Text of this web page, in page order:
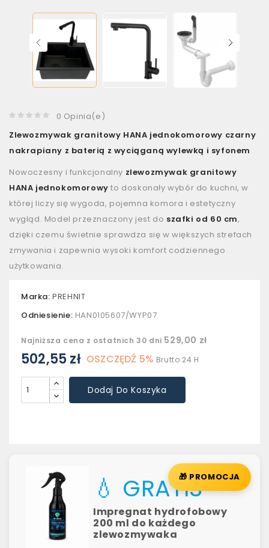
0 Opinia(e)
Zlewozmywak granitowy HANA jednokomorowy czarny
nakrapiany z baterią z wyciąganą wylewką i syfonem
Nowoczesny i funkcjonalny zlewozmywak granitowy
HANA jednokomorowy to doskonały wybór do kuchni, w
której liczy się wygoda, pojemna komora i estetyczny
wygląd. Model przeznaczony jest do szafki od 60 cm,
dzięki czemu świetnie sprawdza się w większych strefach
zmywania i zapewnia wysoki komfort codziennego
użytkowania.
Marka: PREHNIT
Odniesienie: HAN0105607/WYP07
Najniższa cena z ostatnich 30 dni 529,00 zł
502,55 zł OSZCZĘDŹ 5% Brutto 24 H
Dodaj Do Koszyka
🎁 PROMOCJA
💧 GRATIS
Impregnat hydrofobowy
200 ml do każdego
zlewozmywaka